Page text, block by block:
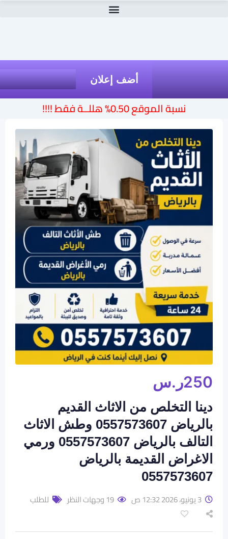
أضف إعلان
نسبة الموقع 0.50% هللــة فقط !!!!
250ر.س
دينا التخلص من الاثاث القديم
بالرياض 0557573607 وطش الاثاث
التالف بالرياض 0557573607 ورمي
الاغراض القديمة بالرياض
0557573607
3 يونيو، 2026 12:32 ص 19 وجهات النظر للطلب